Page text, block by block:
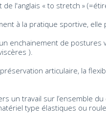
l'anglais « to stretch »
à la pratique sportive,
enchainement de postures
).
articulaire, la
un travail sur l’ensemble
type élastiques ou